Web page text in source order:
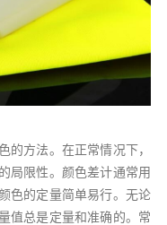
的方法。在正常情况下，
局限性。颜色差计通常用
色的定量简单易行。无论
值总是定量和准确的。常